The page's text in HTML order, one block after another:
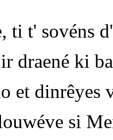
ti t' sovéns
draené ki
et dinrêyes
si